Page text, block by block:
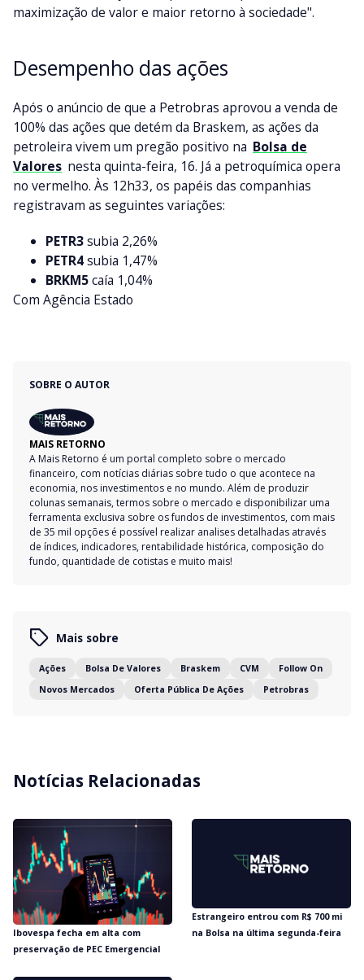
maximização de valor e maior retorno à sociedade".
Desempenho das ações
Após o anúncio de que a Petrobras aprovou a venda de
100% das ações que detém da Braskem, as ações da
petroleira vivem um pregão positivo na Bolsa de
Valores nesta quinta-feira, 16. Já a petroquímica opera
no vermelho. Às 12h33, os papéis das companhias
registravam as seguintes variações:
PETR3subia 2,26%
PETR4subia 1,47%
BRKM5caía 1,04%
Com Agência Estado
SOBRE O AUTOR
MAIS RETORNO
A Mais Retorno é um portal completo sobre o mercado
financeiro, com notícias diárias sobre tudo o que acontece na
economia, nos investimentos e no mundo. Além de produzir
colunas semanais, termos sobre o mercado e disponibilizar uma
ferramenta exclusiva sobre os fundos de investimentos, com mais
de 35 mil opções é possível realizar analises detalhadas através
de índices, indicadores, rentabilidade histórica, composição do
fundo, quantidade de cotistas e muito mais!
Mais sobre
Ações Bolsa De Valores Braskem CVM
Follow On
Novos Mercados
Oferta Pública De Ações Petrobras
Notícias Relacionadas
Ibovespa fecha em alta com
preservação de PEC Emergencial
Estrangeiro entrou com R$ 700 mi
na Bolsa na última segunda-feira